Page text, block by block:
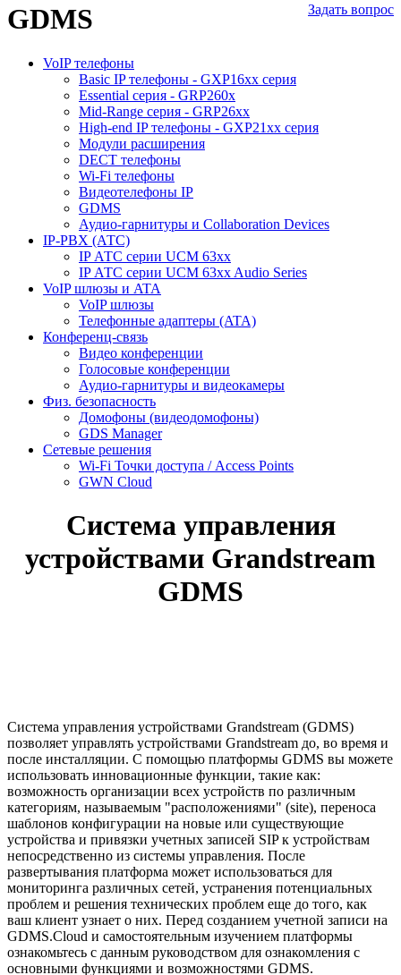
GDMS Задать вопрос
VoIP телефоны
Basic IP телефоны - GXP16хх серия
Essential серия - GRP260x
Mid-Range серия - GRP26xx
High-end IP телефоны - GXP21хх серия
Модули расширения
DECT телефоны
Wi-Fi телефоны
Видеотелефоны IP
GDMS
Аудио-гарнитуры и Collaboration Devices
IP-PBX (АТС)
IP АТС серии UCM 63xx
IP АТС серии UCM 63xx Audio Series
VoIP шлюзы и ATA
VoIP шлюзы
Телефонные адаптеры (ATA)
Конференц-связь
Видео конференции
Голосовые конференции
Аудио-гарнитуры и видеокамеры
Физ. безопасность
Домофоны (видеодомофоны)
GDS Manager
Сетевые решения
Wi-Fi Точки доступа / Access Points
GWN Cloud
Система управления
устройствами Grandstream
GDMS
Система управления устройствами Grandstream (GDMS)
позволяет управлять устройствами Grandstream до, во время и
после инсталляции. С помощью платформы GDMS вы можете
использовать инновационные функции, такие как:
возможность организации всех устройств по различным
категориям, называемым "расположениями" (site), переноса
шаблонов конфигурации на новые или существующие
устройства и привязки учетных записей SIP к устройствам
непосредственно из системы управления. После
развертывания платформа может использоваться для
мониторинга различных сетей, устранения потенциальных
проблем и решения технических проблем еще до того, как
ваш клиент узнает о них. Перед созданием учетной записи на
GDMS.Cloud и самостоятельным изучением платформы
ознакомьтесь с данным руководством для ознакомления с
основными функциями и возможностями GDMS.